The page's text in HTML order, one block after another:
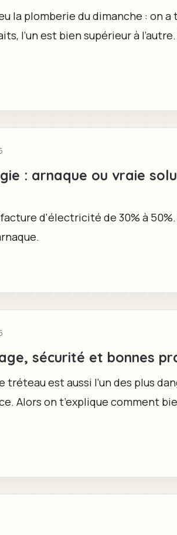
la plomberie du dimanche : on a
l’un est bien supérieur à
: arnaque ou vraie
d'électricité de 30% à 50%.
sécurité et bonnes
est aussi l’un des plus
Alors on t’explique comment